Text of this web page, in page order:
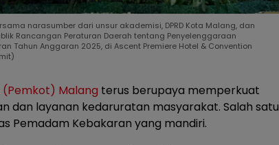
narasumber dari unsur akademisi, DPRD Kota Malang, dan
Rancangan Peraturan Daerah tentang Penyelenggaraan
Tahun Anggaran 2025, di Ascent Premiere Hotel & Convention
Malang terus berupaya memperkuat
dan layanan kedaruratan masyarakat. Salah satu
Pemadam Kebakaran yang mandiri.